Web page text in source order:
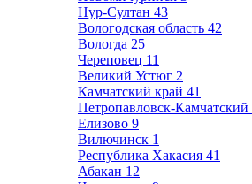
Нур-Султан 43
Вологодская область 42
Вологда 25
Череповец 11
Великий Устюг 2
Камчатский край 41
Петропавловск-Камчатский
Елизово 9
Вилючинск 1
Республика Хакасия 41
Абакан 12